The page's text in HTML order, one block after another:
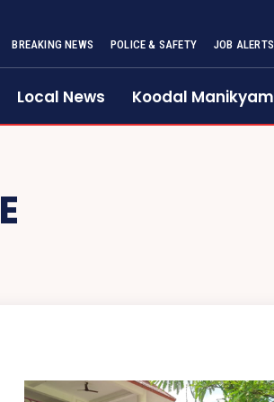
BREAKING NEWS POLICE & SAFETY JOB ALERTS
Local News Koodal Manikyam